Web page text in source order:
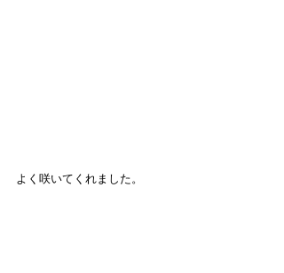
よく咲いてくれました。